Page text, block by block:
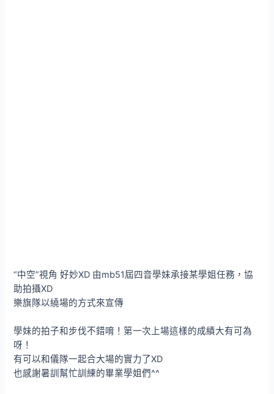
“中空”視角 好妙XD 由mb51屆四音學妹承接某學姐任務，協
助拍攝XD
樂旗隊以繞場的方式來宣傳
學妹的拍子和步伐不錯唷！第一次上場這樣的成績大有可為
呀！
有可以和儀隊一起合大場的實力了XD
也感謝暑訓幫忙訓練的畢業學姐們^^